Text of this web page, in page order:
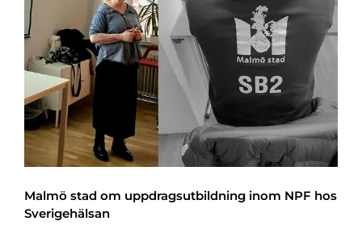
Malmö stad om uppdragsutbildning inom NPF hos
Sverigehälsan